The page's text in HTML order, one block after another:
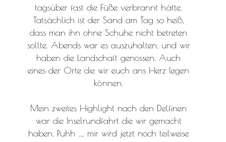
tagsüber fast die Füße verbrannt hätte.
Tatsächlich ist der Sand am Tag so heiß,
dass man ihn ohne Schuhe nicht betreten
sollte. Abends war es auszuhalten, und wir
haben die Landschaft genossen. Auch
eines der Orte die wir euch ans Herz legen
können.
Mein zweites Highlight nach den Delfinen
war die Inselrundfahrt die wir gemacht
haben. Puhh …. mir wird jetzt noch teilweise